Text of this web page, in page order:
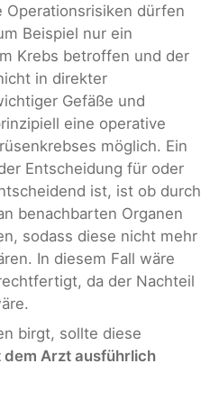
Operationsrisiken dürfen
Beispiel nur ein
Krebs betroffen und der
in direkter
Gefäße und
eine operative
möglich. Ein
Entscheidung für oder
ist, ist ob durch
benachbarten Organen
sodass diese nicht mehr
In diesem Fall wäre
da der Nachteil
birgt, sollte diese
dem Arzt ausführlich